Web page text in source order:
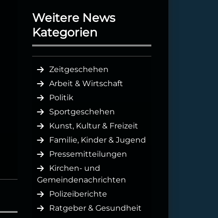
Weitere News
Kategorien
Zeitgeschehen
Arbeit & Wirtschaft
Politik
Sportgeschehen
Kunst, Kultur & Freizeit
Familie, Kinder & Jugend
Pressemitteilungen
Kirchen- und
Gemeindenachrichten
Polizeiberichte
Ratgeber & Gesundheit